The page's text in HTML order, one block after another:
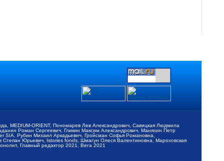
MEDIUM-ORIENT, Пономарев Лев Александрович, Савицкая Людмила
Роман Сергеевич, Гликин Максим Александрович, Маняхин Петр
Рубин Михаил Аркадьевич, Гройсман Софья Романовна,
Юрьевич, Istories fonds, Шмагун Олеся Валентиновна, Мароховская
Главный редактор 2021, Вега 2021